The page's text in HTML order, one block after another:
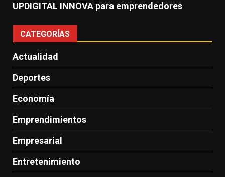
UPDIGITAL INNOVA para emprendedores
CATEGORÍAS
Actualidad
Deportes
Economía
Emprendimientos
Empresarial
Entretenimiento